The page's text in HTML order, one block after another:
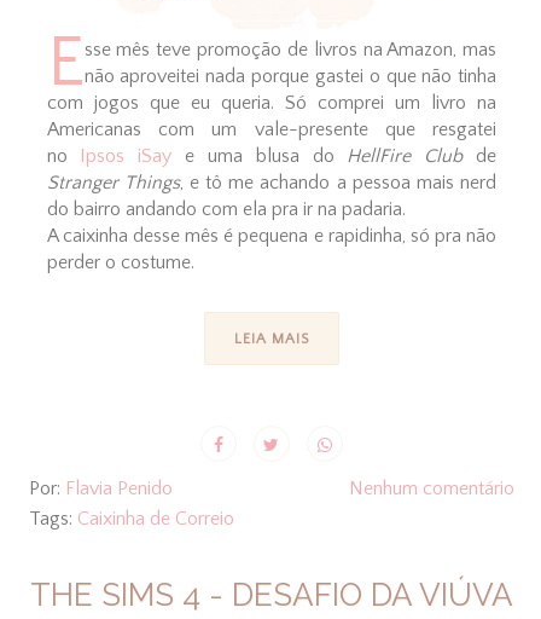
Esse mês teve promoção de livros na Amazon, mas
não aproveitei nada porque gastei o que não tinha
com jogos que eu queria. Só comprei um livro na
Americanas com um vale-presente que resgatei
no Ipsos iSay e uma blusa do HellFire Clubde
Stranger Things, e tô me achando a pessoa mais nerd
do bairro andando com ela pra ir na padaria.
A caixinha desse mês é pequena e rapidinha, só pra não
perder o costume.
LEIA MAIS
Por: Flavia Penido
Nenhum comentário
Tags: Caixinha de Correio
THE SIMS 4 - DESAFIO DA VIÚVA